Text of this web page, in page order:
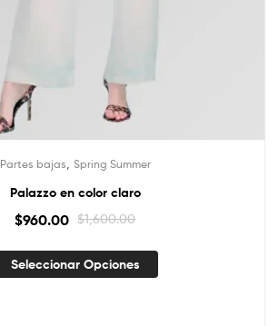
Partes bajas Spring Summer
Palazzo en color claro
$1,600.00
$960.00
Seleccionar Opciones